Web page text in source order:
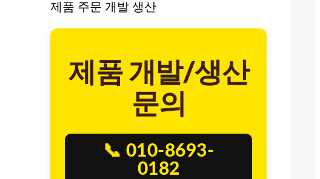
제품 주문 개발 생산
제품 개발/생산
문의
📞 010-8693-
0182